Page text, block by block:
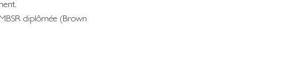
diplômée (Brown